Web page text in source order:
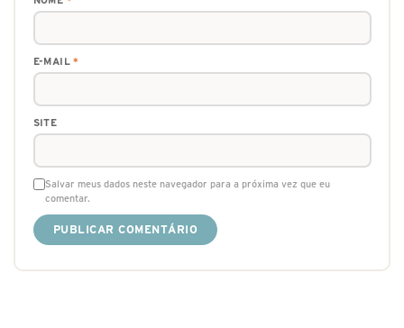
E-MAIL*
SITE
Salvar meus dados neste navegador para a próxima vez que eu
comentar.